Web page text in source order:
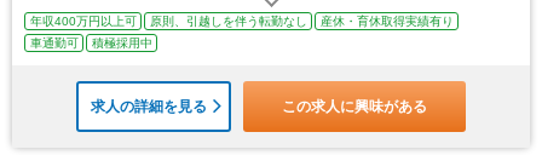
年収400万円以上可 原則、引越しを伴う転勤なし
産休・育休取得実績有り
車通勤可
積極採用中
求人の詳細を見る この求人に興味がある